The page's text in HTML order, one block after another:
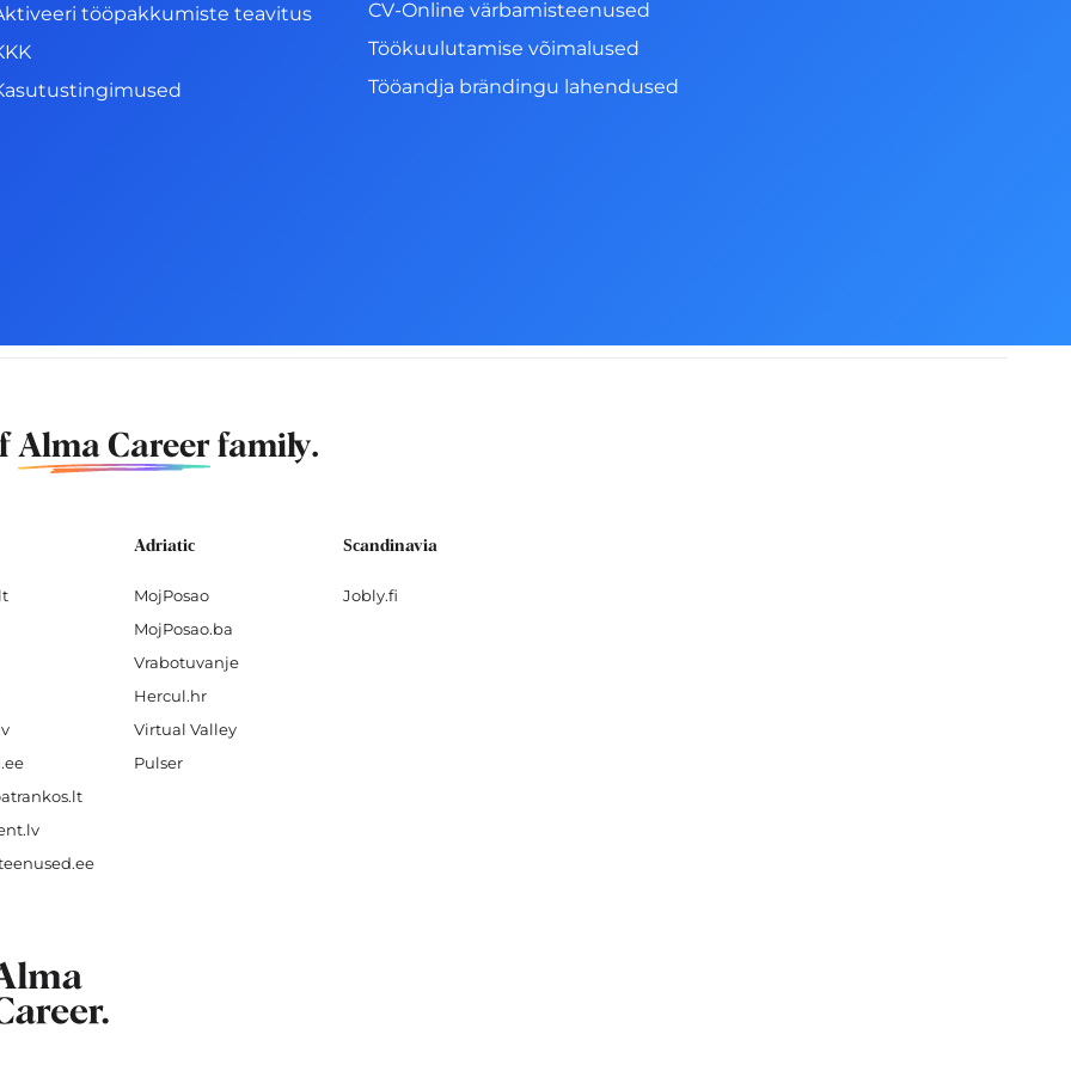
tööpakkumiste teavitus
CV-Online värbamisteenused
Töökuulutamise võimalused
Tööandja brändingu lahendused
Alma Careerfamily.
Adriatic
MojPosao
MojPosao.ba
Vrabotuvanje
Hercul.hr
Virtual Valley
Pulser
Scandinavia
Jobly.fi